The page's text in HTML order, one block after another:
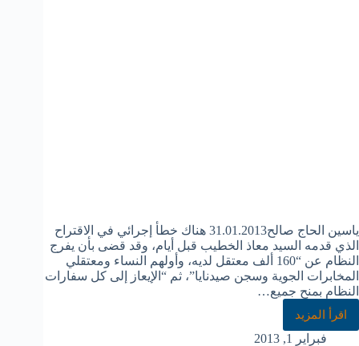
ياسين الحاج صالح31.01.2013 هناك خطأ إجرائي في الاقتراح
الذي قدمه السيد معاذ الخطيب قبل أيام، وقد قضى بأن يفرج
النظام عن “160 ألف معتقل لديه، وأولهم النساء ومعتقلي
المخابرات الجوية وسجن صيدنايا”، ثم “الإيعاز إلى كل سفارات
النظام بمنح جميع…
اقرأ المزيد
فبراير 1, 2013